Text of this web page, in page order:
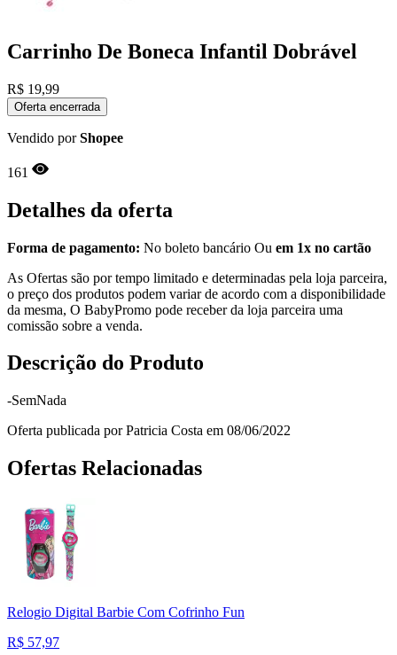
Carrinho De Boneca Infantil Dobrável
R$ 19,99
Oferta encerrada
Vendido porShopee
161
Detalhes da oferta
Forma de pagamento: No boleto bancário Ou em 1x no cartão
As Ofertas são por tempo limitado e determinadas pela loja parceira,
o preço dos produtos podem variar de acordo com a disponibilidade
da mesma, O BabyPromo pode receber da loja parceira uma
comissão sobre a venda.
Descrição do Produto
-SemNada
Oferta publicada por Patricia Costa em 08/06/2022
Ofertas Relacionadas
Relogio Digital Barbie Com Cofrinho Fun
R$ 57,97